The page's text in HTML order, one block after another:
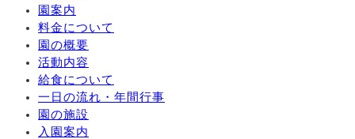
園案内
料金について
園の概要
活動内容
給食について
一日の流れ・年間行事
園の施設
入園案内